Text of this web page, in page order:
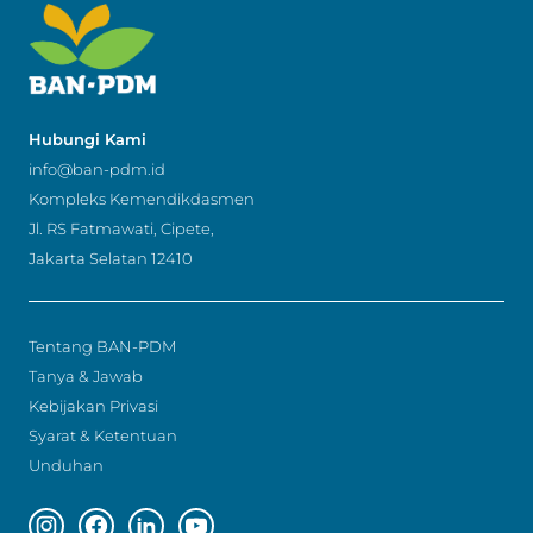
Hubungi Kami
info@ban-pdm.id
Kompleks Kemendikdasmen
Jl. RS Fatmawati, Cipete,
Jakarta Selatan 12410
Tentang BAN-PDM
Tanya & Jawab
Kebijakan Privasi
Syarat & Ketentuan
Unduhan